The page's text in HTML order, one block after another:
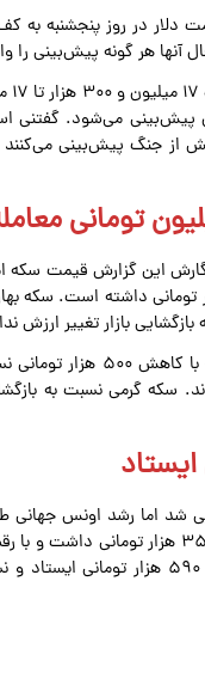
هر گونه پیش‌بینی را
بازه ۱۷۹ تا ۱۸۵ میلیون تومان
پیش‌ از جنگ پیش‌بینی
بازار تغییر ارزش
عصر روز چهارشنبه ۲۶
شد اما رشد اونس جهانی